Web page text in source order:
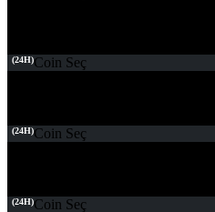
(24H)Coin Seç
(24H)Coin Seç
(24H)Coin Seç